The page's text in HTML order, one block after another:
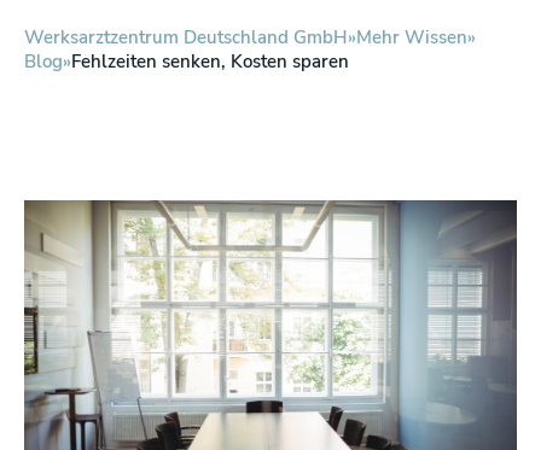
Werksarztzentrum Deutschland GmbH Mehr Wissen
Blog Fehlzeiten senken, Kosten sparen